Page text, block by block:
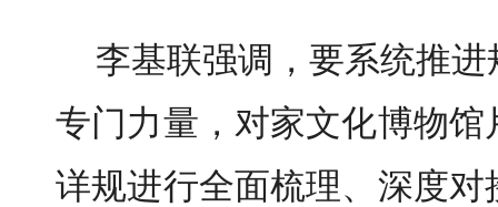
李基联强调，要系统推
专门力量，对家文化博物
详规进行全面梳理、深度